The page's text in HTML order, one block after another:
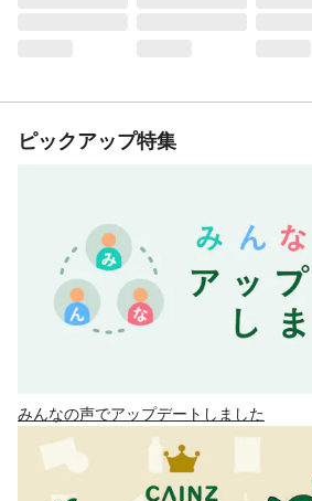
ピックアップ特集
みんなの声でアップデートしました